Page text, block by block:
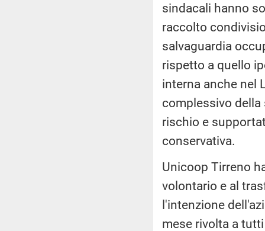
sindacali hanno
raccolto
salvaguardia
rispetto a quello
interna anche nel
complessivo
rischio e
conservativa.
Unicoop Tirreno
volontario e al
l'intenzione
mese rivolta a